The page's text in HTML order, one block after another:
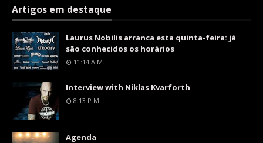
Artigos em destaque
Laurus Nobilis arranca esta quinta-feira: já
são conhecidos os horários
11:14 A.m.
Interview with Niklas Kvarforth
8:13 P.m.
Agenda